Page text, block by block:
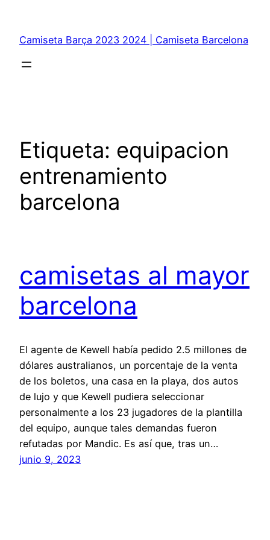
contenido
Camiseta Barça 2023 2024 | Camiseta Barcelona
Etiqueta: equipacion
entrenamiento
barcelona
camisetas al mayor
barcelona
El agente de Kewell había pedido 2.5 millones de
dólares australianos, un porcentaje de la venta
de los boletos, una casa en la playa, dos autos
de lujo y que Kewell pudiera seleccionar
personalmente a los 23 jugadores de la plantilla
del equipo, aunque tales demandas fueron
refutadas por Mandic. Es así que, tras un…
junio 9, 2023